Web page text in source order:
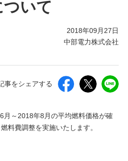
いて
2018年09月27日
中部電力株式会社
事をシェアする
月～2018年8月の平均燃料価格が確
料費調整を実施いたします。